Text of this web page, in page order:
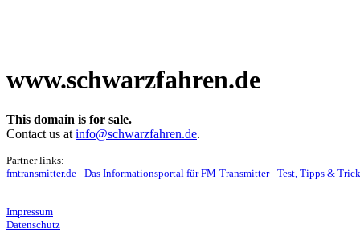
www.schwarzfahren.de
This domain is for sale.
Contact us at info@schwarzfahren.de.
Partner links:
fmtransmitter.de - Das Informationsportal für FM-Transmitter - Test, Tipps &
Impressum
Datenschutz